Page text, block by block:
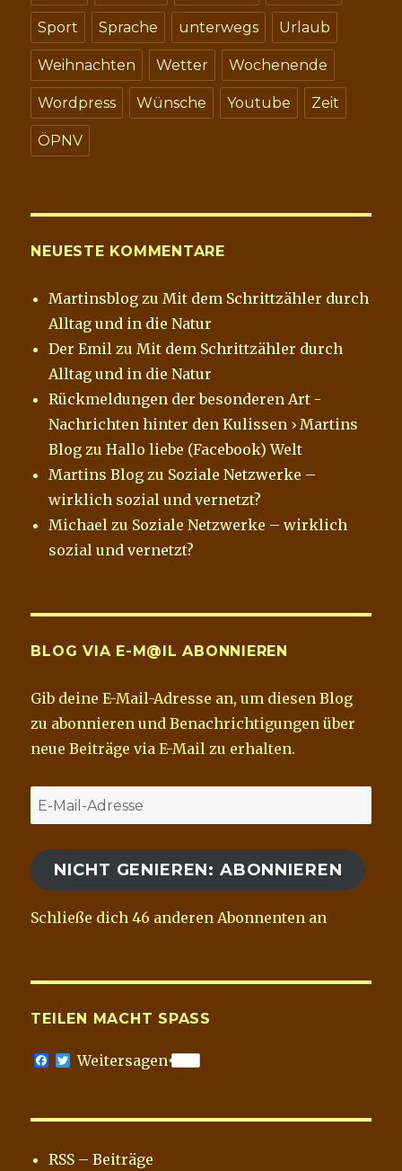
Sport Sprache unterwegs Urlaub
Weihnachten Wetter Wochenende
Wordpress Wünsche Youtube Zeit
ÖPNV
NEUESTE KOMMENTARE
Martinsblog zu Mit dem Schrittzähler durch
Alltag und in die Natur
Der Emil zu Mit dem Schrittzähler durch
Alltag und in die Natur
Rückmeldungen der besonderen Art -
Nachrichten hinter den Kulissen › Martins
Blog zuHallo liebe (Facebook) Welt
Martins Blog zu Soziale Netzwerke –
wirklich sozial und vernetzt?
Michael zu Soziale Netzwerke – wirklich
sozial und vernetzt?
BLOG VIA E-M@IL ABONNIEREN
Gib deine E-Mail-Adresse an, um diesen Blog
zu abonnieren und Benachrichtigungen über
neue Beiträge via E-Mail zu erhalten.
E-
Mail-
Adresse
NICHT GENIEREN: ABONNIEREN
Schließe dich 46 anderen Abonnenten an
TEILEN MACHT SPASS
F
b
k
T
t
Weitersagen
RSS – Beiträge